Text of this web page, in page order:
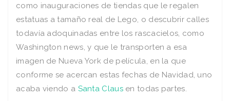
como inauguraciones de tiendas que le regalen
estatuas a tamaño real de Lego, o descubrir calles
todavía adoquinadas entre los rascacielos, como
Washington news, y que le transporten a esa
imagen de Nueva York de película, en la que
conforme se acercan estas fechas de Navidad, uno
acaba viendo a Santa Clausen todas partes.